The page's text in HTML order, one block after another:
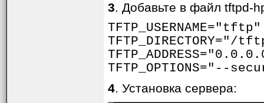
3. Добавьте в файл tftpd-
TFTP_USERNAME="tftp"
TFTP_DIRECTORY="/
TFTP_OPTIONS="--
4. Установка сервера:
binary
Сокращение для
connect host-name [port]
Установит имя (адрес)
осуществления передач